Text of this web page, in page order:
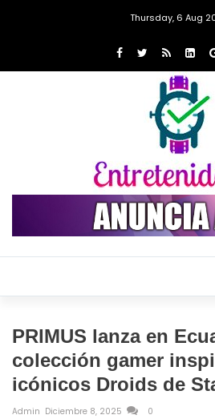
Thursday, 6 Aug
PRIMUS lanza en
colección gamer
icónicos Droids de
Admin Diciembre 8, 2025 0